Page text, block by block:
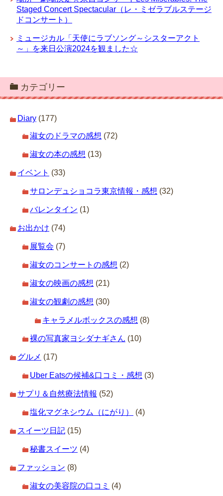
Staged Concert Spectacular（レ・ミゼラブルステージ
ドコンサート）
ミュージカル「天使にラブソング～シスターアクト
～」を来日公演2024を観ました☆
カテゴリー
Diary (177)
淑女のドラマの感想 (72)
淑女の本の感想 (13)
イベント (33)
サロンデュショコラ東京情報・感想 (32)
バレンタイン (1)
お出かけ (74)
展覧会 (7)
淑女のコンサートの感想 (2)
淑女の映画の感想 (21)
淑女の観劇の感想 (30)
キャラメルボックスの感想 (8)
裸の写真家ヨシダナギさん (10)
グルメ (17)
Uber Eatsの候補&口コミ・感想 (3)
サプリ＆自然療法情報 (52)
塩化マグネシウム（にがり） (4)
スイーツ日記 (15)
秘書スイーツ (4)
ファッション (8)
淑女の美容院の口コミ (4)